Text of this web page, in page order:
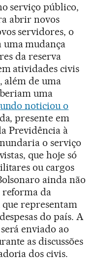
serviço público,
abrir novos
servidores, o
mudança
da reserva
atividades civis
além de uma
uma
noticiou o
presente em
Previdência à
o serviço
que hoje só
ou cargos
ainda não
da
representam
do país. A
enviado ao
as discussões
dos civis.